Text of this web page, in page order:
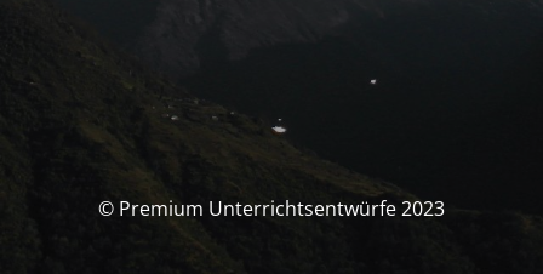
© Premium Unterrichtsentwürfe 2023